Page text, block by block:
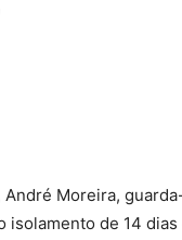
Moreira,
de 14